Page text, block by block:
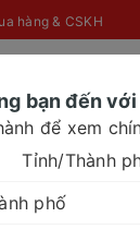
hàng & CSKH
SỮA
bạn đến
để xem
Tỉnh/Thành